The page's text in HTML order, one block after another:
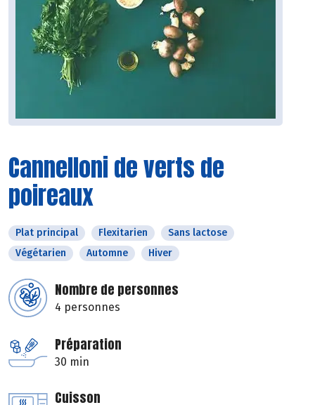
Cannelloni de verts de
poireaux
Plat principal Flexitarien
Sans lactose
Végétarien
Automne Hiver
Nombre de personnes
4 personnes
Préparation
30 min
Cuisson